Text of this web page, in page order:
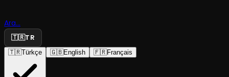
Ara...
🇹🇷TR
🇹🇷Türkçe 🇬🇧English 🇫🇷Français